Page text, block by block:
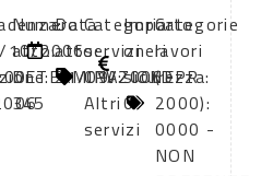
10/2006
Numero
atto:
DETERMINAZIONE
345
Data
atto:
21/09/2006
Categoria
servizi
CPV:
Altri
servizi
Importo
oneri
sicurezza:
0
Categorie
lavori
(DPR
2000):
0000 -
NON